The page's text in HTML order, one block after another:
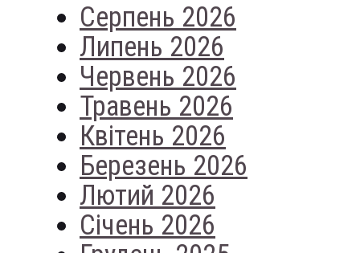
Серпень 2026
Липень 2026
Червень 2026
Травень 2026
Квітень 2026
Березень 2026
Лютий 2026
Січень 2026